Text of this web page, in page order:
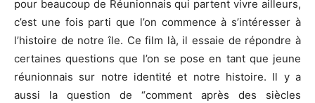
pour beaucoup de Réunionnais qui partent vivre ailleurs,
c’est une fois parti que l’on commence à s’intéresser à
l’histoire de notre île. Ce film là, il essaie de répondre à
certaines questions que l’on se pose en tant que jeune
réunionnais sur notre identité et notre histoire. Il y a
aussi la question de “comment après des siècles